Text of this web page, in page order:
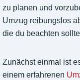
zu planen und
Umzug reibungslos
die du beachten
Zunächst einmal ist
einem erfahrenen